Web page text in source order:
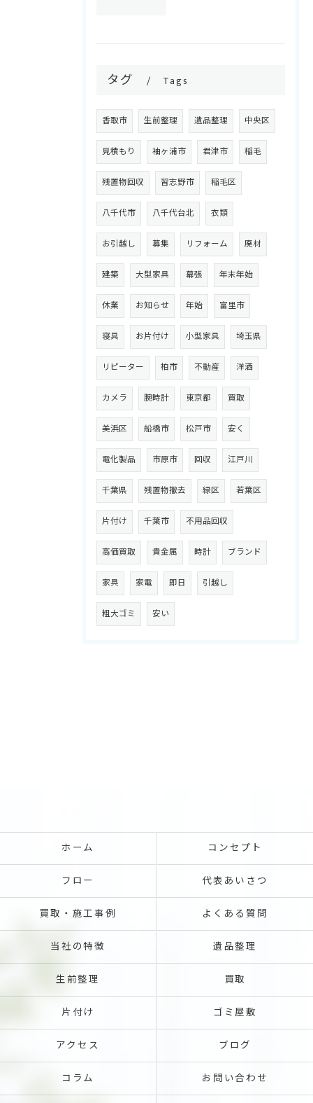
タグ Tags
香取市 生前整理 遺品整理 中央区
見積もり 袖ヶ浦市 君津市 稲毛
残置物回収 習志野市 稲毛区
八千代市 八千代台北 衣類
お引越し 募集 リフォーム 廃材
建築 大型家具 幕張 年末年始
休業 お知らせ 年始 富里市
寝具 お片付け 小型家具 埼玉県
リピーター 柏市 不動産 洋酒
カメラ 腕時計 東京都 買取
美浜区 船橋市 松戸市 安く
電化製品 市原市 回収 江戸川
千葉県 残置物撤去 緑区 若葉区
片付け 千葉市 不用品回収
高価買取 貴金属 時計 ブランド
家具 家電 即日 引越し
粗大ゴミ 安い
ホーム コンセプト
フロー 代表あいさつ
買取・施工事例 よくある質問
当社の特徴 遺品整理
生前整理 買取
片付け ゴミ屋敷
アクセス ブログ
コラム お問い合わせ